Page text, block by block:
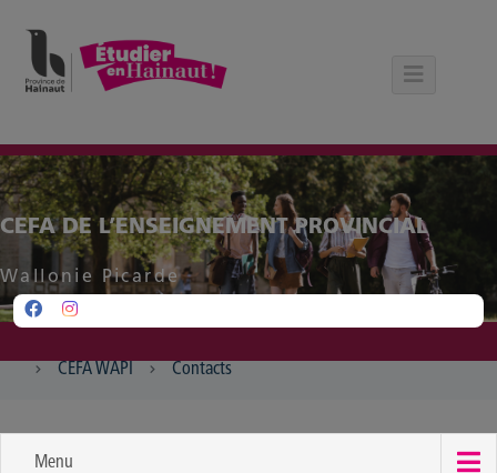
CEFA DE L’ENSEIGNEMENT PROVINCIAL
Wallonie Picarde
CEFA WAPI Contacts
Menu